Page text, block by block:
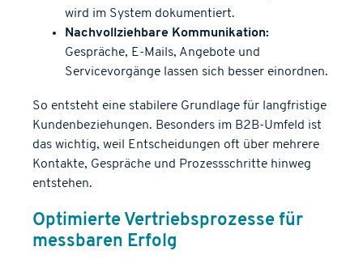
wird im System dokumentiert.
Nachvollziehbare Kommunikation:
Gespräche, E-Mails, Angebote und
Servicevorgänge lassen sich besser einordnen.
So entsteht eine stabilere Grundlage für langfristige
Kundenbeziehungen. Besonders im B2B-Umfeld ist
das wichtig, weil Entscheidungen oft über mehrere
Kontakte, Gespräche und Prozessschritte hinweg
entstehen.
Optimierte Vertriebsprozesse für
messbaren Erfolg